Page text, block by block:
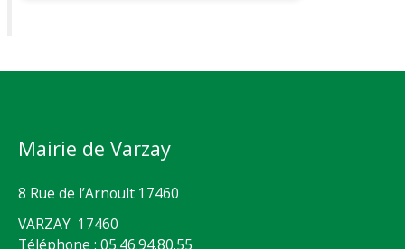
Mairie de Varzay
8 Rue de l’Arnoult 17460
VARZAY 17460
Téléphone : 05.46.94.80.55